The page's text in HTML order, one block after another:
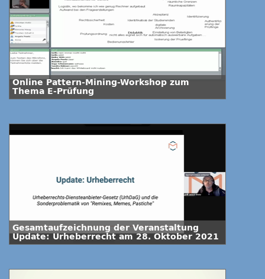
Online Pattern-Mining-Workshop zum
Thema E-Prüfung
Gesamtaufzeichnung der Veranstaltung
Update: Urheberrecht am 28. Oktober 2021